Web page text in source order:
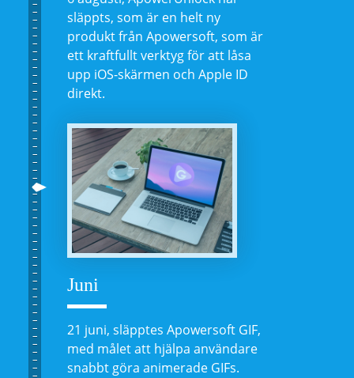
släppts, som är en helt ny
produkt från Apowersoft, som är
ett kraftfullt verktyg för att låsa
upp iOS-skärmen och Apple ID
direkt.
Juni
21 juni, släpptes Apowersoft GIF,
med målet att hjälpa användare
snabbt göra animerade GIFs.